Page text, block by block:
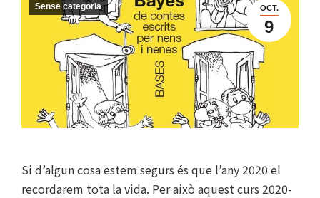
OCT.
9
Sense categoria
Si d’algun cosa estem segurs és que l’any 2020 el
recordarem tota la vida. Per això aquest curs 2020-